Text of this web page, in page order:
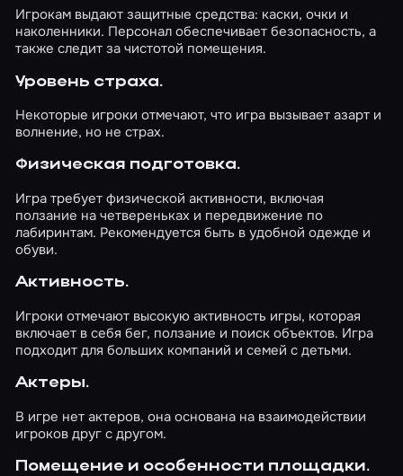
Игрокам выдают защитные средства: каски, очки и
наколенники. Персонал обеспечивает безопасность, а
также следит за чистотой помещения.
Уровень страха.
Некоторые игроки отмечают, что игра вызывает азарт и
волнение, но не страх.
Физическая подготовка.
Игра требует физической активности, включая
ползание на четвереньках и передвижение по
лабиринтам. Рекомендуется быть в удобной одежде и
обуви.
Активность.
Игроки отмечают высокую активность игры, которая
включает в себя бег, ползание и поиск объектов. Игра
подходит для больших компаний и семей с детьми.
Актеры.
В игре нет актеров, она основана на взаимодействии
игроков друг с другом.
Помещение и особенности площадки.